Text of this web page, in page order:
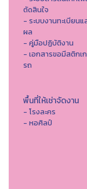
ตัดสินใจ
- ระบบงานทะเบียนแ
ผล
- คู่มือปฏิบัติงาน
- เอกสารขอมีสติกเ
รถ
พื้นที่ให้เช่าจัดงาน
- โรงละคร
- หอศิลป์